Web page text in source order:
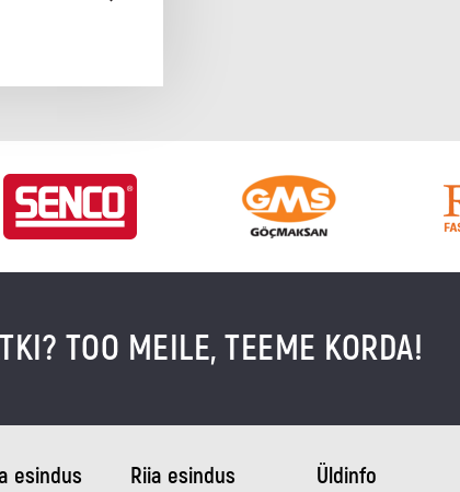
TOO MEILE, TEEME KORDA!
esindus Riia esindus Üldinfo